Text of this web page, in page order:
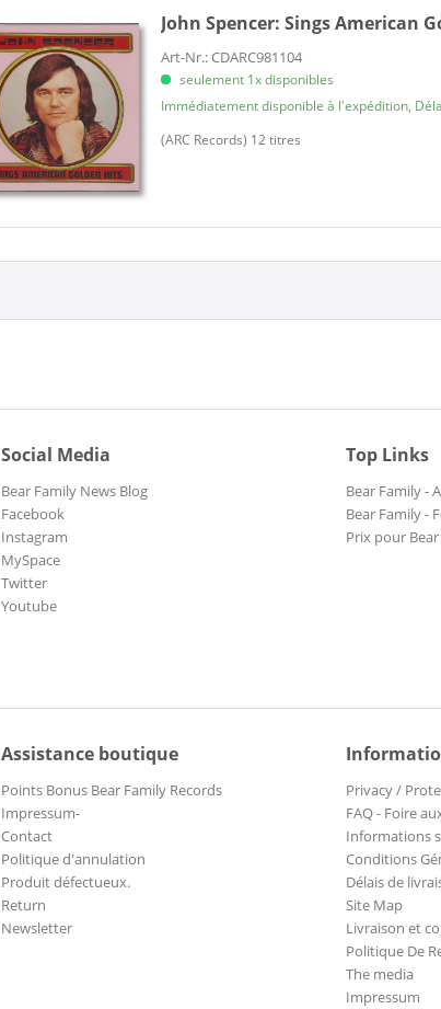
John Spencer:Sings American
Art-Nr.: CDARC981104
seulement 1x disponibles
Immédiatement disponible à l'expédition,
(ARC Records) 12 titres
Social Media
Bear Family News Blog
Facebook
Instagram
MySpace
Twitter
Youtube
Top Links
Bear Family -
Bear Family -
Prix pour
Assistance boutique
Points Bonus Bear Family Records
Impressum-
Contact
Politique d'annulation
Produit défectueux.
Return
Newsletter
Privacy /
FAQ - Foire
Informations
Conditions
Délais de
Site Map
Livraison et
Politique De
The media
Impressum